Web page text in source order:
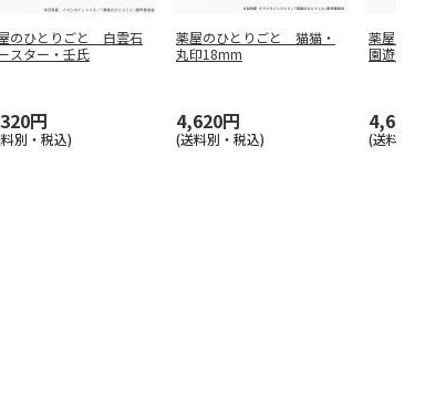
のひとりごと 白雲石
スター・壬氏
円
別・税込)
薬屋のひとりごと 猫猫・
丸印18mm
4,620円
(送料別・税込)
薬屋のひ
園遊会衣裳
4,620円
(送料別・税